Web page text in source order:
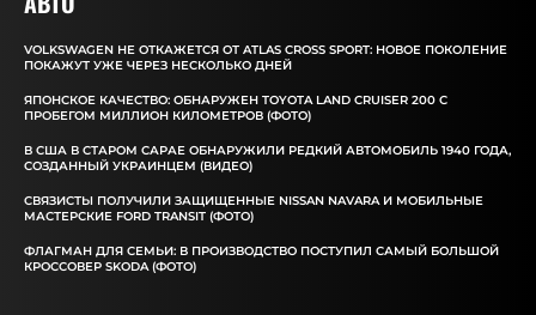
VOLKSWAGEN НЕ ОТКАЖЕТСЯ ОТ ATLAS CROSS SPORT: НОВОЕ ПОКОЛЕНИЕ
ПОКАЖУТ УЖЕ ЧЕРЕЗ НЕСКОЛЬКО ДНЕЙ
ЯПОНСКОЕ КАЧЕСТВО: ОБНАРУЖЕН TOYOTA LAND CRUISER 200 С
ПРОБЕГОМ МИЛЛИОН КИЛОМЕТРОВ (ФОТО)
В США В СТАРОМ САРАЕ ОБНАРУЖИЛИ РЕДКИЙ АВТОМОБИЛЬ 1940 ГОДА,
СОЗДАННЫЙ УКРАИНЦЕМ (ВИДЕО)
СВЯЗИСТЫ ПОЛУЧИЛИ ЗАЩИЩЕННЫЕ NISSAN NAVARA И МОБИЛЬНЫЕ
МАСТЕРСКИЕ FORD TRANSIT (ФОТО)
ФЛАГМАН ДЛЯ СЕМЬИ: В ПРОИЗВОДСТВО ПОСТУПИЛ САМЫЙ БОЛЬШОЙ
КРОССОВЕР SKODA (ФОТО)